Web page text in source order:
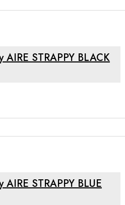
STRAPPY BLACK
STRAPPY BLUE